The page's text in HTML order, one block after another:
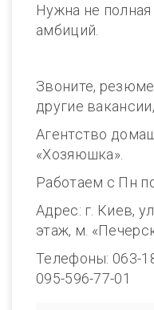
Нужна не
амбиций.
Звоните,
другие
Агентство
«Хозяюшка».
Работаем с Пн
Адрес: г. Киев,
этаж, м.
Телефоны: 063-
095-596-77-01